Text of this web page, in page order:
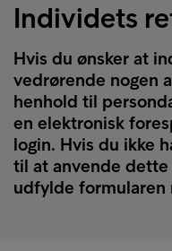
Individets
Hvis du ønsker at
vedrørende nogen
henhold til
en elektronisk
login. Hvis du ikke
til at anvende
udfylde formularen